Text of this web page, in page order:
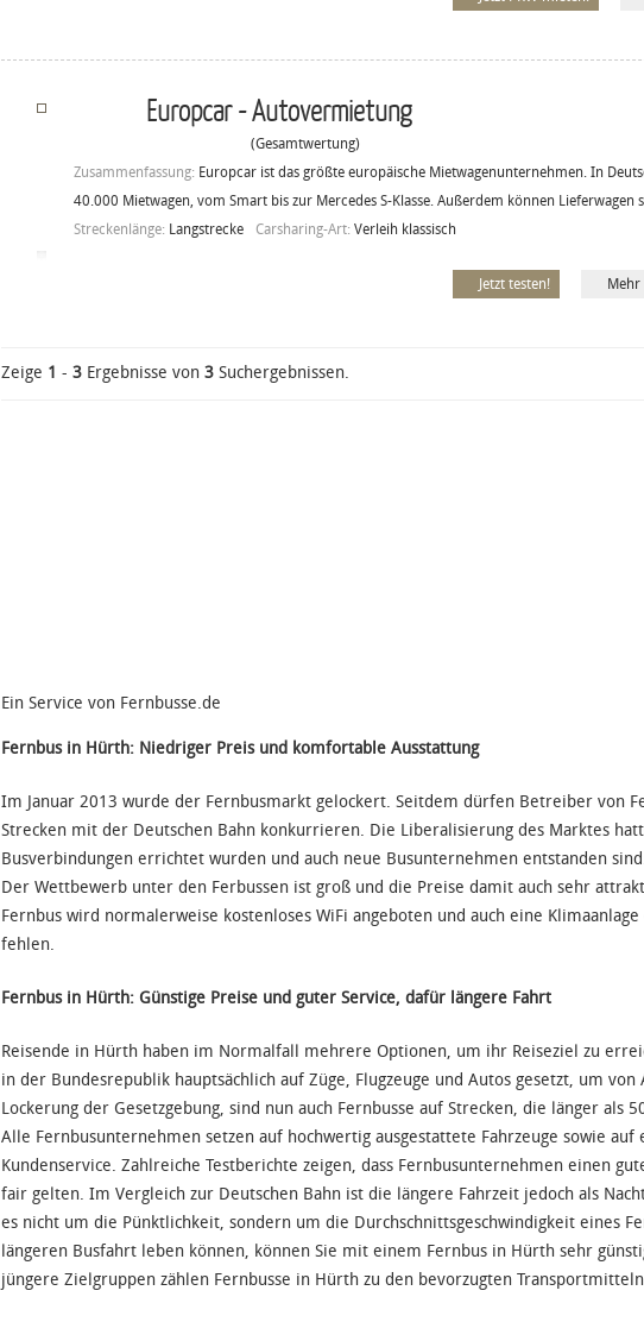
Europcar - Autovermietung
(Gesamtwertung)
Zusammenfassung: Europcar ist das größte europäische Mietwagenunternehmen. In
40.000 Mietwagen, vom Smart bis zur Mercedes S-Klasse. Außerdem können Lieferwagen
Streckenlänge: Langstrecke Carsharing-Art: Verleih klassisch
Jetzt testen! Mehr
Zeige 1 - 3 Ergebnisse von 3 Suchergebnissen.
Ein Service von Fernbusse.de
Fernbus in Hürth: Niedriger Preis und komfortable Ausstattung
Im Januar 2013 wurde der Fernbusmarkt gelockert. Seitdem dürfen Betreiber von
Strecken mit der Deutschen Bahn konkurrieren. Die Liberalisierung des Marktes
Busverbindungen errichtet wurden und auch neue Busunternehmen entstanden
Der Wettbewerb unter den Ferbussen ist groß und die Preise damit auch sehr
Fernbus wird normalerweise kostenloses WiFi angeboten und auch eine
fehlen.
Fernbus in Hürth: Günstige Preise und guter Service, dafür längere Fahrt
Reisende in Hürth haben im Normalfall mehrere Optionen, um ihr Reiseziel zu
in der Bundesrepublik hauptsächlich auf Züge, Flugzeuge und Autos gesetzt, um von
Lockerung der Gesetzgebung, sind nun auch Fernbusse auf Strecken, die länger als
Alle Fernbusunternehmen setzen auf hochwertig ausgestattete Fahrzeuge sowie
Kundenservice. Zahlreiche Testberichte zeigen, dass Fernbusunternehmen einen
fair gelten. Im Vergleich zur Deutschen Bahn ist die längere Fahrzeit jedoch als
es nicht um die Pünktlichkeit, sondern um die Durchschnittsgeschwindigkeit eines
längeren Busfahrt leben können, können Sie mit einem Fernbus in Hürth sehr
jüngere Zielgruppen zählen Fernbusse in Hürth zu den bevorzugten